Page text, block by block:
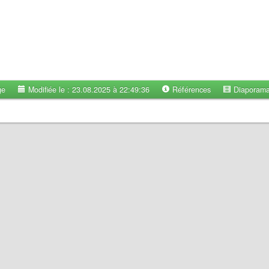
Modifiée le : 23.08.2025 à 22:49:36 Références